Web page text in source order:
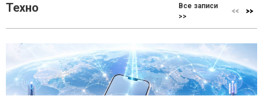
Техно
Все записи
>>